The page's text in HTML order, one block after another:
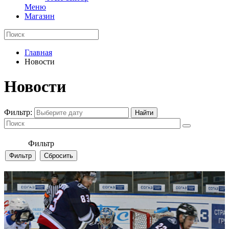
Меню
Магазин
Главная
Новости
Новости
Фильтр:
Фильтр